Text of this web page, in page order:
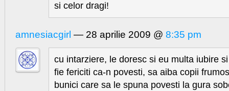
si celor dragi!
amnesiacgirl — 28 aprilie 2009 @ 8:35 pm
cu intarziere, le doresc si eu multa iubire
fie fericiti ca-n povesti, sa aiba copii
bunici care sa le spuna povesti la gura